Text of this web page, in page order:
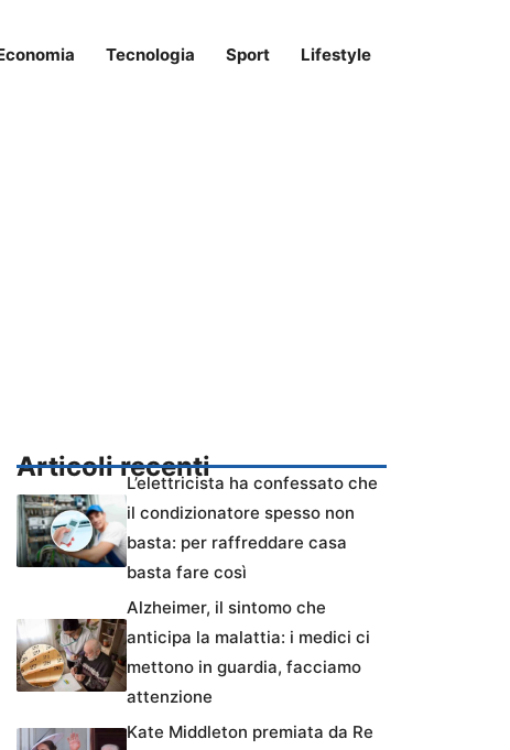
Tecnologia Sport Lifestyle
Articoli recenti
L’elettricista ha confessato che
il condizionatore spesso non
basta: per raffreddare casa
basta fare così
Alzheimer, il sintomo che
anticipa la malattia: i medici ci
mettono in guardia, facciamo
attenzione
Kate Middleton premiata da Re